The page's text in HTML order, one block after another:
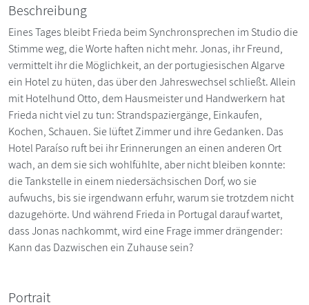
Beschreibung
Eines Tages bleibt Frieda beim Synchronsprechen im Studio die
Stimme weg, die Worte haften nicht mehr. Jonas, ihr Freund,
vermittelt ihr die Möglichkeit, an der portugiesischen Algarve
ein Hotel zu hüten, das über den Jahreswechsel schließt. Allein
mit Hotelhund Otto, dem Hausmeister und Handwerkern hat
Frieda nicht viel zu tun: Strandspaziergänge, Einkaufen,
Kochen, Schauen. Sie lüftet Zimmer und ihre Gedanken. Das
Hotel Paraíso ruft bei ihr Erinnerungen an einen anderen Ort
wach, an dem sie sich wohlfühlte, aber nicht bleiben konnte:
die Tankstelle in einem niedersächsischen Dorf, wo sie
aufwuchs, bis sie irgendwann erfuhr, warum sie trotzdem nicht
dazugehörte. Und während Frieda in Portugal darauf wartet,
dass Jonas nachkommt, wird eine Frage immer drängender:
Kann das Dazwischen ein Zuhause sein?
Portrait